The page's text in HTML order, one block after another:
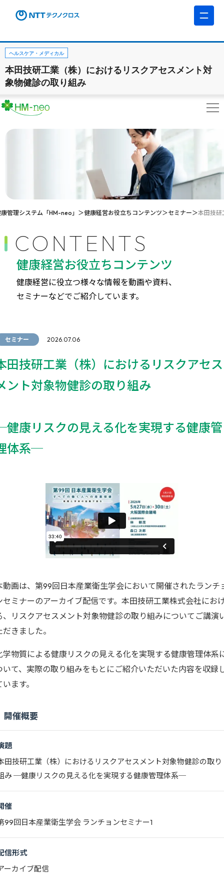
ヘルスケア・メディカル
本田技研工業（株）におけるリスクアセスメント対
象物健診の取り組み
管理システム「HM-neo」 健康経営お役立ちコンテンツ セミナー 本田技研
CONTENTS
健康経営お役立ちコンテンツ
健康経営に役立つ様々な情報を動画や資料、
セミナーなどでご紹介しています。
セミナー 2026.07.06
田技研工業（株）におけるリスクアセス
ント対象物健診の取り組み
康リスクの見える化を実現する健康管
体系─
動画は、第99回日本産業衛生学会において開催されたランチ
セミナーのアーカイブ配信です。本田技研工業株式会社にお
、リスクアセスメント対象物健診の取り組みについてご講演
だきました。
学物質による健康リスクの見える化を実現する健康管理体系
いて、実際の取り組みをもとにご紹介いただいた内容を収録
います。
開催概要
題
田技研工業（株）におけるリスクアセスメント対象物健診の取り
み ─健康リスクの見える化を実現する健康管理体系─
催
99回日本産業衛生学会 ランチョンセミナー1
信形式
ーカイブ配信